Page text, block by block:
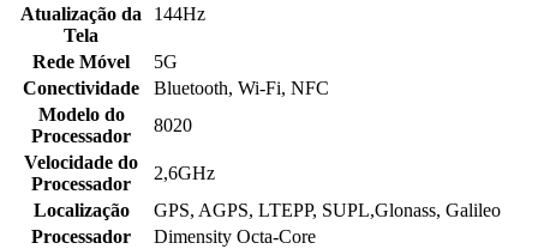
Atualização da
Tela
144Hz
Rede Móvel
5G
Conectividade
Bluetooth, Wi-Fi, NFC
Modelo do
Processador
8020
Velocidade do
Processador
2,6GHz
Localização
GPS, AGPS, LTEPP, SUPL,Glonass, Galileo
Processador
Dimensity Octa-Core